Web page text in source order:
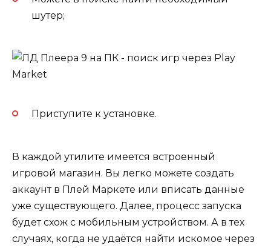
шутер;
Приступите к установке.
В каждой утилите имеется встроенный
игровой магазин. Вы легко можете создать
аккаунт в Плей Маркете или вписать данные
уже существующего. Далее, процесс запуска
будет схож с мобильным устройством. А в тех
случаях, когда не удаётся найти искомое через